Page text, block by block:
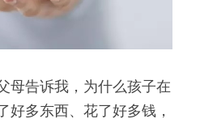
母告诉我，为什么孩子在
好多东西、花了好多钱，